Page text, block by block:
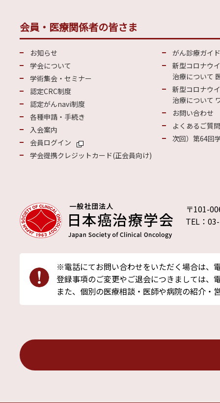
会員・医療関係者の皆さま
お知らせ
学会について
学術集会・セミナー
認定CRC制度
認定がんnavi制度
各種申請・手続き
入会案内
会員ログイン
学会提携クレジットカード(正会員向け)
がん診療ガイ
新型コロナウ
治療について
新型コロナウ
治療について
お問い合わせ
よくあるご質問
次回）第64回
〒101-
TEL：
※電話にてお問い合わせをいただく場合は、
登録事項のご変更やご退会につきましては、
また、個別の医療相談・医師や病院の紹介